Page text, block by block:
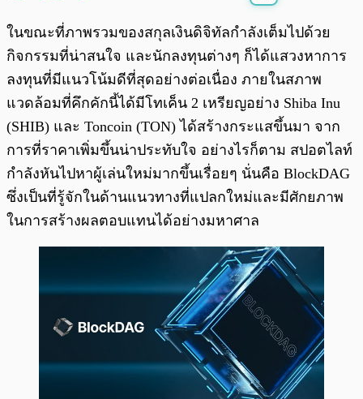
พร้อมเล่น 0:00 0:00
ในขณะที่ภาพรวมของสกุลเงินดิจิทัลกำลังเต็มไปด้วย
กิจกรรมที่น่าสนใจ และนักลงทุนต่างๆ ก็ได้แสวงหาการ
ลงทุนที่มีแนวโน้มดีที่สุดอย่างต่อเนื่อง ภายในสภาพ
แวดล้อมที่คึกคักนี้ได้มีโทเค็น 2 เหรียญอย่าง Shiba Inu
(SHIB) และ Toncoin (TON) ได้สร้างกระแสขึ้นมา จาก
การที่ราคาเพิ่มขึ้นน่าประทับใจ อย่างไรก็ตาม สปอตไลท์
กำลังหันไปหาผู้เล่นใหม่มากขึ้นเรื่อยๆ นั่นคือ BlockDAG
ซึ่งเป็นที่รู้จักในด้านแนวทางที่แปลกใหม่และมีศักยภาพ
ในการสร้างผลตอบแทนได้อย่างมหาศาล